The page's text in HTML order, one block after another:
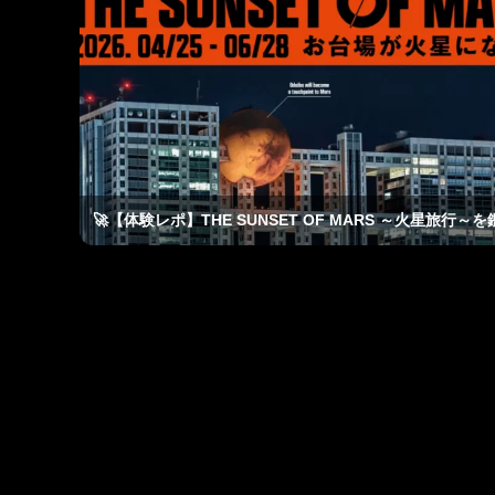
🚀【体験レポ】THE SUNSET OF MARS ～火星旅行～を